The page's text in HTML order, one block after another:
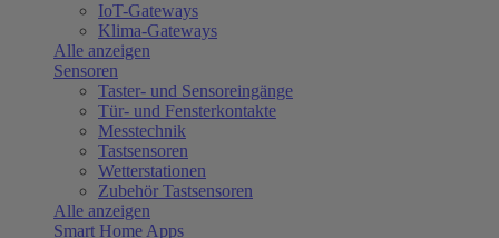
IoT-Gateways
Klima-Gateways
Alle anzeigen
Sensoren
Taster- und Sensoreingänge
Tür- und Fensterkontakte
Messtechnik
Tastsensoren
Wetterstationen
Zubehör Tastsensoren
Alle anzeigen
Smart Home Apps